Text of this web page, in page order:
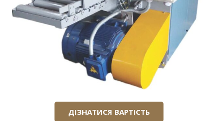
Конвеєри та Транспортери
ДІЗНАТИСЯ ВАРТІСТЬ